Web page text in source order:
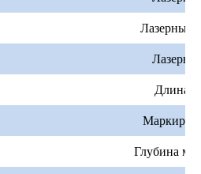
Лазерный
Длина
Глубина